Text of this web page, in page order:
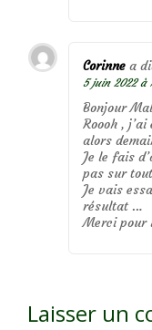
Corinne a
5 juin 2022 à
Bonjour
Roooh ,
alors
Je le fais
pas sur
Je vais
résultat …
Merci pour
Laisser un